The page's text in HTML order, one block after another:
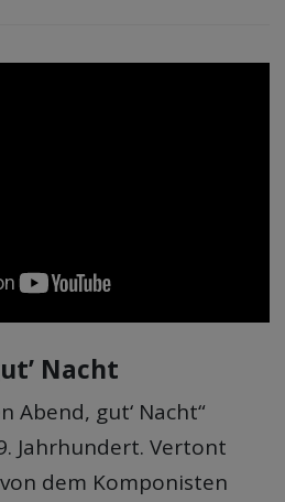
Nacht
Abend, gut‘ Nacht“
Jahrhundert. Vertont
dem Komponisten